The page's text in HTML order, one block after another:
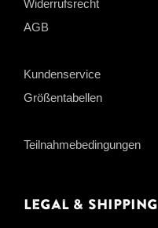
Widerrufsrecht
AGB
Kundenservice
Größentabellen
Teilnahmebedingungen
Legal & Shipping